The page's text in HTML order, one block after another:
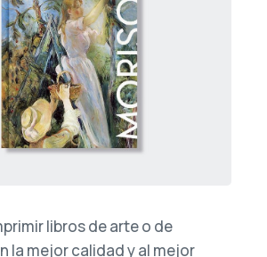
libros de arte o de
la mejor calidad y al mejor